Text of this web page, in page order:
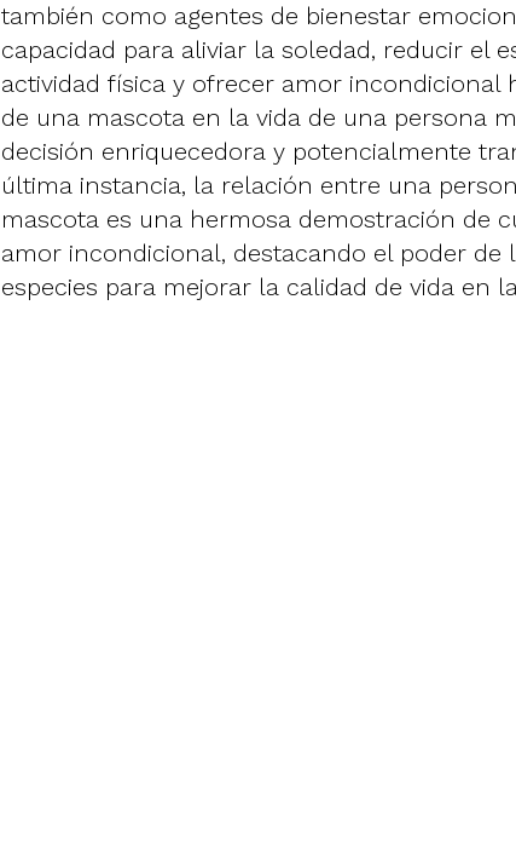
también como agentes de bienestar
capacidad para aliviar la soledad, reducir el
actividad física y ofrecer amor incondicional
de una mascota en la vida de una persona
decisión enriquecedora y potencialmente
última instancia, la relación entre una
mascota es una hermosa demostración de
amor incondicional, destacando el poder de
especies para mejorar la calidad de vida en